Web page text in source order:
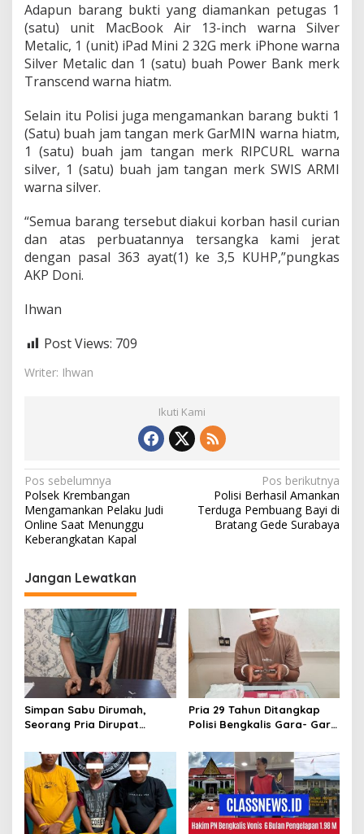
Adapun barang bukti yang diamankan petugas 1
(satu) unit MacBook Air 13-inch warna Silver
Metalic, 1 (unit) iPad Mini 2 32G merk iPhone warna
Silver Metalic dan 1 (satu) buah Power Bank merk
Transcend warna hiatm.
Selain itu Polisi juga mengamankan barang bukti 1
(Satu) buah jam tangan merk GarMIN warna hiatm,
1 (satu) buah jam tangan merk RIPCURL warna
silver, 1 (satu) buah jam tangan merk SWIS ARMI
warna silver.
“Semua barang tersebut diakui korban hasil curian
dan atas perbuatannya tersangka kami jerat
dengan pasal 363 ayat(1) ke 3,5 KUHP,”pungkas
AKP Doni.
Ihwan
Post Views: 709
Writer: Ihwan
Ikuti Kami
N
a
v
i
g
a
s
i
p
o
s
Pos sebelumnya
Polsek Krembangan
Mengamankan Pelaku Judi
Online Saat Menunggu
Keberangkatan Kapal
Pos berikutnya
Polisi Berhasil Amankan
Terduga Pembuang Bayi di
Bratang Gede Surabaya
Jangan Lewatkan
Simpan Sabu Dirumah,
Seorang Pria Dirupat
Pria 29 Tahun Ditangkap
Polisi Bengkalis Gara- Gara